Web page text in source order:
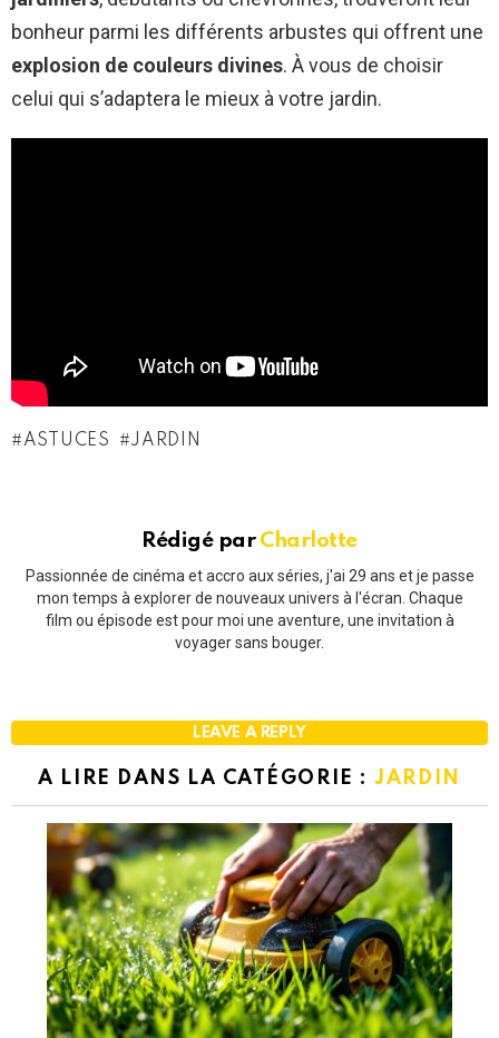
bonheur parmi les différents arbustes qui offrent une
explosion de couleurs divines. À vous de choisir
celui qui s’adaptera le mieux à votre jardin.
ASTUCES JARDIN
Rédigé par Charlotte
Passionnée de cinéma et accro aux séries, j'ai 29 ans et je passe
mon temps à explorer de nouveaux univers à l'écran. Chaque
film ou épisode est pour moi une aventure, une invitation à
voyager sans bouger.
LEAVE A REPLY
A LIRE DANS LA CATÉGORIE :JARDIN